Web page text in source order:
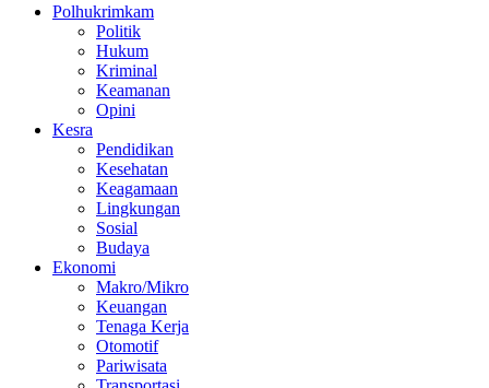
Polhukrimkam
Politik
Hukum
Kriminal
Keamanan
Opini
Kesra
Pendidikan
Kesehatan
Keagamaan
Lingkungan
Sosial
Budaya
Ekonomi
Makro/Mikro
Keuangan
Tenaga Kerja
Otomotif
Pariwisata